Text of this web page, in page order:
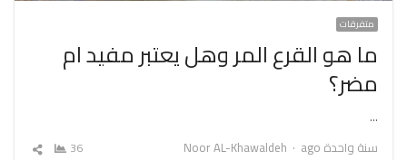
متفرقات
ما هو القرع المر وهل يعتبر مفيد ام
مضر؟
…
سنة واحدة ago
Author
Noor AL-Khawaldeh
36
شارك